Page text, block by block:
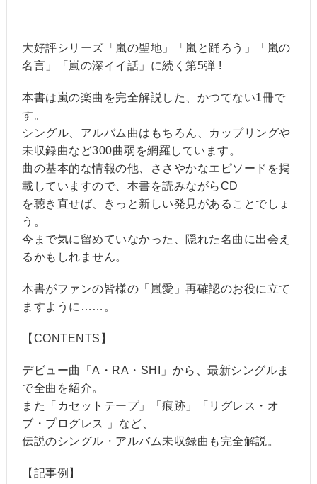
大好評シリーズ「嵐の聖地」「嵐と踊ろう」「嵐の
名言」「嵐の深イイ話」に続く第5弾 !
本書は嵐の楽曲を完全解説した、かつてない1冊で
す。
シングル、アルバム曲はもちろん、カップリングや
未収録曲など300曲弱を網羅しています。
曲の基本的な情報の他、ささやかなエピソードを掲
載していますので、本書を読みながらCD
を聴き直せば、きっと新しい発見があることでしょ
う。
今まで気に留めていなかった、隠れた名曲に出会え
るかもしれません。
本書がファンの皆様の「嵐愛」再確認のお役に立て
ますように……。
【CONTENTS】
デビュー曲「A・RA・SHI」から、最新シングルま
で全曲を紹介。
また「カセットテープ」「痕跡」「リグレス・オ
ブ・プログレス 」など、
伝説のシングル・アルバム未収録曲も完全解説。
【記事例】